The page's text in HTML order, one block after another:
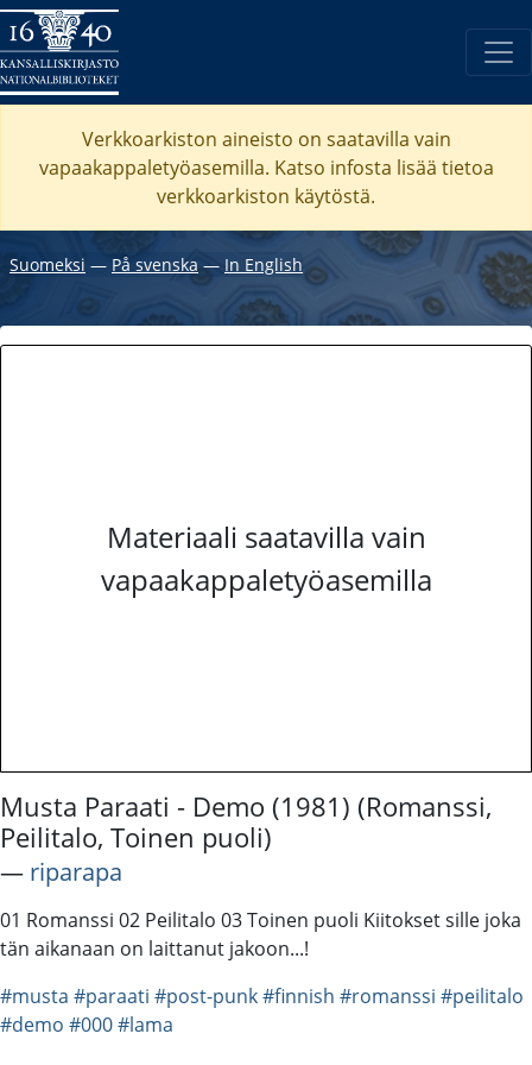
Verkkoarkiston aineisto on saatavilla vain
vapaakappaletyöasemilla. Katso infosta lisää tietoa
verkkoarkiston käytöstä.
Suomeksi ― På svenska― In English
Materiaali saatavilla vain
vapaakappaletyöasemilla
Musta Paraati - Demo (1981) (Romanssi,
Peilitalo, Toinen puoli)
― riparapa
01 Romanssi 02 Peilitalo 03 Toinen puoli Kiitokset sille joka
tän aikanaan on laittanut jakoon...!
#musta #paraati #post-punk#finnish #romanssi #peilitalo
#demo #000#lama